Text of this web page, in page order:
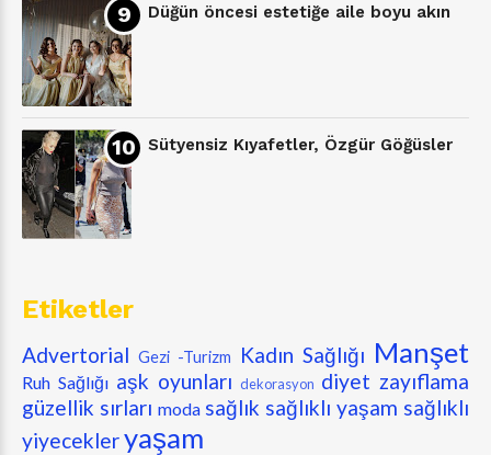
Düğün öncesi estetiğe aile boyu akın
Sütyensiz Kıyafetler, Özgür Göğüsler
Etiketler
Advertorial Gezi -Turizm Kadın Sağlığı Manşet
Ruh Sağlığı aşk oyunları dekorasyon diyet zayıflama
güzellik sırları moda sağlık sağlıklı yaşam sağlıklı
yiyecekleryaşam